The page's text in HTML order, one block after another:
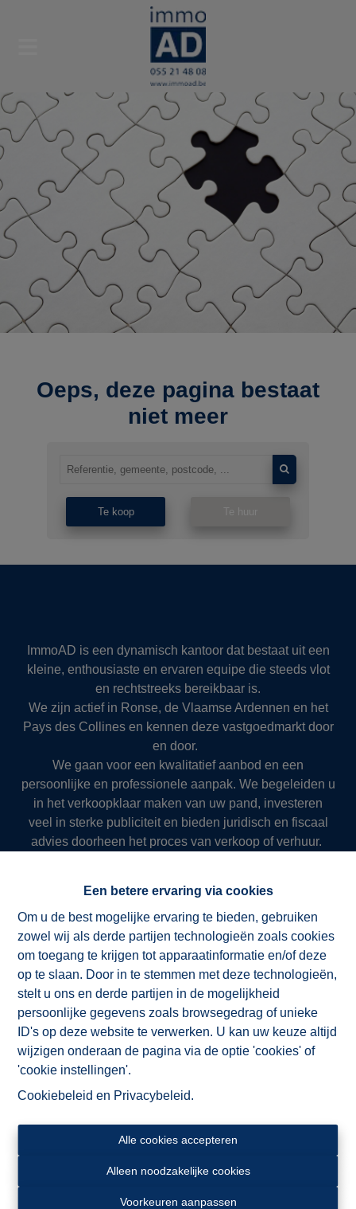
Een betere ervaring via cookies
Om u de best mogelijke ervaring te bieden, gebruiken
zowel wij als derde partijen technologieën zoals cookies
om toegang te krijgen tot apparaatinformatie en/of deze
op te slaan. Door in te stemmen met deze technologieën,
stelt u ons en derde partijen in de mogelijkheid
persoonlijke gegevens zoals browsegedrag of unieke
ID's op deze website te verwerken. U kan uw keuze altijd
wijzigen onderaan de pagina via de optie 'cookies' of
'cookie instellingen'.
Cookiebeleid en Privacybeleid.
Alle cookies accepteren
Alleen noodzakelijke cookies
Voorkeuren aanpassen
Oeps, deze pagina bestaat
niet meer
Te koop Te huur
ImmoAD is een dynamisch kantoor dat bestaat uit een
kleine, enthousiaste en ervaren equipe die steeds vlot
en rechtstreeks bereikbaar is.
We zijn actief in Ronse, de Vlaamse Ardennen en het
Pays des Collines en kennen deze vastgoedmarkt door
en door.
We gaan voor een kwalitatief aanbod en een
persoonlijke en professionele aanpak. We begeleiden u
in het verkoopklaar maken van uw pand, investeren
veel in sterke publiciteit en bieden juridisch en fiscaal
advies doorheen het proces van verkoop of verhuur.
NV ImmoAD